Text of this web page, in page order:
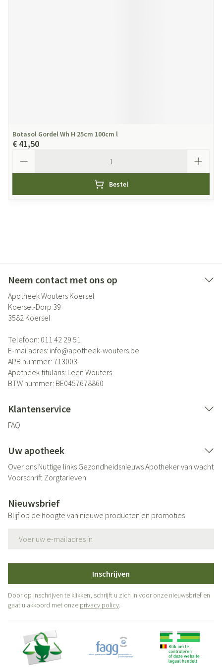
Botasol Gordel Wh H 25cm 100cm l
€ 41,50
Bestel
Neem contact met ons op
Apotheek Wouters Koersel
Koersel-Dorp 39
3582 Koersel
Telefoon: 011 42 29 51
E-mailadres: info@apotheek-wouters.be
APB nummer: 713003
Apotheek titularis: Leen Wouters
BTW nummer: BE0457678860
Klantenservice
FAQ
Uw apotheek
Over ons Nuttige links GezondheidsnieuwsApotheker van wacht
Voorschrift Zorgtarieven
Nieuwsbrief
Blijf op de hoogte van nieuwe producten en promoties
Inschrijven
Door op inschrijven te klikken, schrijft u zich in voor onze nieuwsbrief en
gaat u akkoord met onze privacy policy.